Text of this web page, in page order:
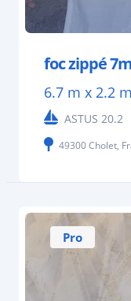
foc zippé
6.7 m x 2.2 m
ASTUS 20.2
49300 Cholet,
Pro